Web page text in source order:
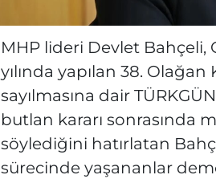
MHP lideri Devlet Bahçeli,
yılında yapılan 38.
sayılmasına dair
butlan kararı sonrasında
söylediğini hatırlatan
sürecinde yaşananlar